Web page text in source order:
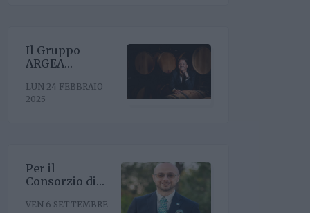
Il Gruppo
ARGEA
WinesU con
l'obiettivo di
LUN 24 FEBBRAIO
2025
Per il
Consorzio di
Oltrepò Pavese
VEN 6 SETTEMBRE